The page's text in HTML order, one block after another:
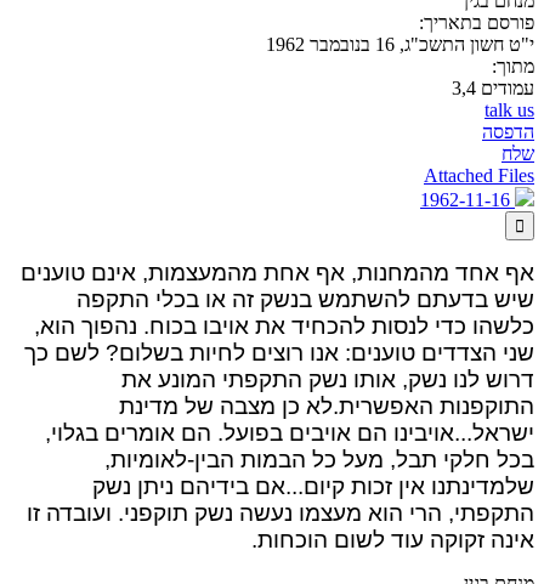
פורסם בתאריך:
י"ט חשון התשכ"ג, 16 בנובמבר 1962
מתוך:
עמודים 3,4
talk us
הדפסה
שלח
Attached Files

אף אחד מהמחנות, אף אחת מהמעצמות, אינם טוענים
שיש בדעתם להשתמש בנשק זה או בכלי התקפה
כלשהו כדי לנסות להכחיד את אויבו בכוח. נהפוך הוא,
שני הצדדים טוענים: אנו רוצים לחיות בשלום? לשם כך
דרוש לנו נשק, אותו נשק התקפתי המונע את
התוקפנות האפשרית.לא כן מצבה של מדינת
ישראל...אויבינו הם אויבים בפועל. הם אומרים בגלוי,
בכל חלקי תבל, מעל כל הבמות הבין-לאומיות,
שלמדינתנו אין זכות קיום...אם בידיהם ניתן נשק
התקפתי, הרי הוא מעצמו נעשה נשק תוקפני. ועובדה זו
אינה זקוקה עוד לשום הוכחות.